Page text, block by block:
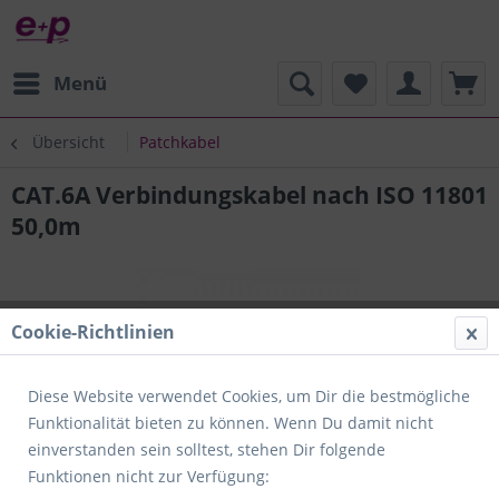
Menü
Übersicht Patchkabel
CAT.6A Verbindungskabel nach ISO 11801
50,0m
Cookie-Richtlinien
Diese Website verwendet Cookies, um Dir die bestmögliche
Funktionalität bieten zu können. Wenn Du damit nicht
einverstanden sein solltest, stehen Dir folgende
Funktionen nicht zur Verfügung: